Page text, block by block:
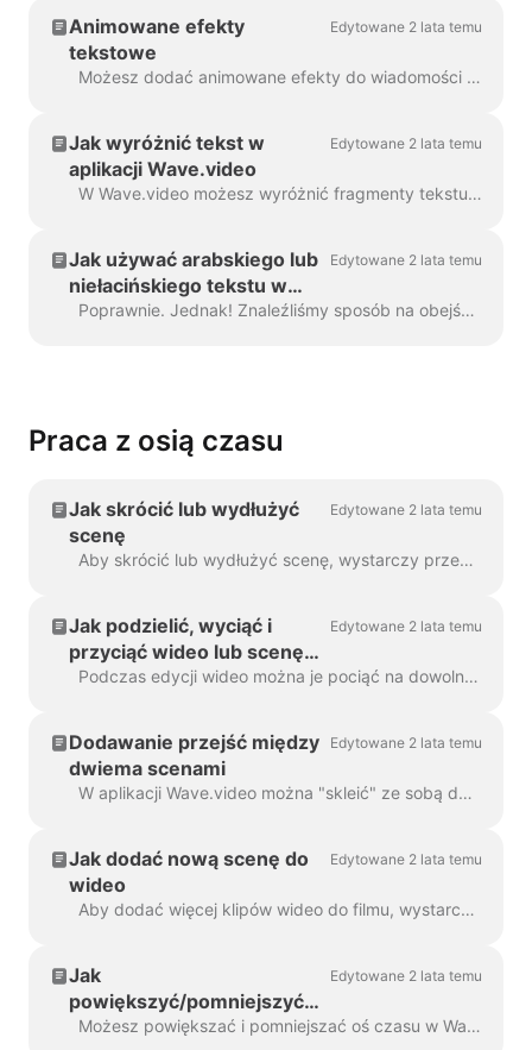
Animowane efekty
tekstowe
Edytowane 2 lata temu
Możesz dodać animowane efekty do wiadomości tekstowych w swoim filmie, aby uczynić je bardziej angażującymi i przyciągającymi wzrok. Po dodaniu tekstu do wideo, ...
Jak wyróżnić tekst w
aplikacji Wave.video
Edytowane 2 lata temu
W Wave.video możesz wyróżnić fragmenty tekstu, aby odróżniały się od reszty wiadomości. Aby wyróżnić część tekstu, wybierz...
Jak używać arabskiego lub
niełacińskiego tekstu w
Wave.video
Edytowane 2 lata temu
Poprawnie. Jednak! Znaleźliśmy sposób na obejście tego problemu, dzięki kreatywnemu użytkownikowi i naszemu zespołowi wsparcia. Wystarczy utworzyć plik wektorowy/ima...
Praca z osią czasu
Jak skrócić lub wydłużyć
scenę
Edytowane 2 lata temu
Aby skrócić lub wydłużyć scenę, wystarczy przeciągnąć klatkę wzdłuż osi czasu, jak poniżej: Jeśli Twoja scena jest filmem, po prawej stronie będziesz...
Jak podzielić, wyciąć i
przyciąć wideo lub scenę
wideo
Edytowane 2 lata temu
Podczas edycji wideo można je pociąć na dowolną liczbę części za pomocą prostego kliknięcia na osi czasu i naciśnięcia ikony nożyczek. Możesz wstawić...
Dodawanie przejść między
dwiema scenami
Edytowane 2 lata temu
W aplikacji Wave.video można "skleić" ze sobą dwa klipy wideo, dodając przejścia między dwiema scenami. Przejście to technika edycji wideo, która pozwala na...
Jak dodać nową scenę do
wideo
Edytowane 2 lata temu
Aby dodać więcej klipów wideo do filmu, wystarczy kliknąć ikonę Plus na osi czasu. Spowoduje to wyświetlenie wszystkich opcji. Aby usunąć k...
Jak
powiększyć/pomniejszyć
oś czasu w aplikacji
Edytowane 2 lata temu
Możesz powiększać i pomniejszać oś czasu w Wave.video, aby proces edycji był wygodniejszy i bardziej precyzyjny. Funkcję tę można znaleźć pod linią czas...